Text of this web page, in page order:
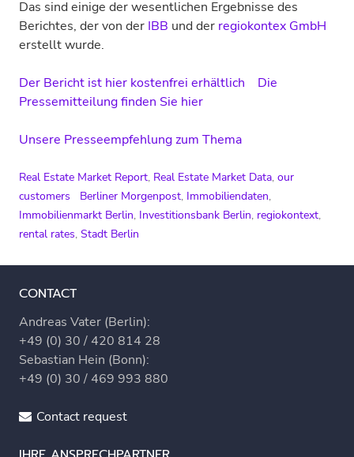
Das sind einige der wesentlichen Ergebnisse des
Berichtes, der von der IBB und der regiokontex GmbH
erstellt wurde.
Der Bericht ist hier kostenfrei erhältlich
Die
Pressemitteilung finden Sie hier
Unsere Presseempfehlung zum Thema
Real Estate Market Report, Real Estate Market Data, our
customers
Berliner Morgenpost, Immobiliendaten,
Immobilienmarkt Berlin, Investitionsbank Berlin, regiokontext,
rental rates, Stadt Berlin
CONTACT
Andreas Vater (Berlin):
+49 (0) 30 / 420 814 28
Sebastian Hein (Bonn):
+49 (0) 30 / 469 993 880
Contact request